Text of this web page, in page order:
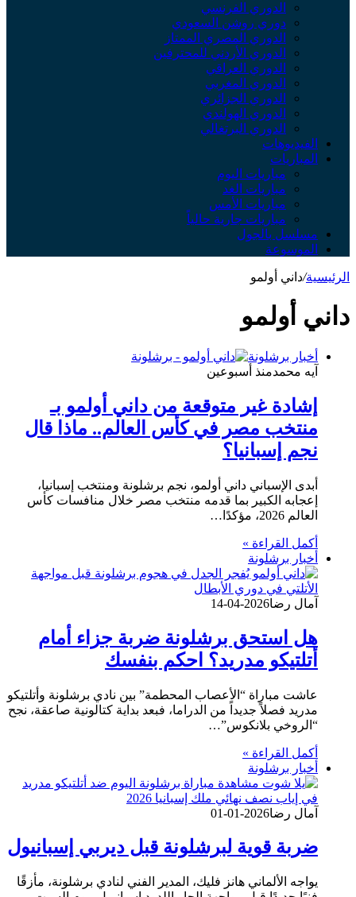
الدوري الفرنسي
دوري روشن السعودي
الدوري المصري الممتاز
الدوري الأردني للمحترفين
الدوري العراقي
الدوري المغربي
الدوري الجزائري
الدوري الهولندي
الدوري البرتغالي
الفيديوهات
المباريات
مباريات اليوم
مباريات الغد
مباريات الأمس
مباريات جارية حالياً
مسلسل بالجول
الموسوعة
الرئيسية/داني أولمو
داني أولمو
أخبار برشلونة
آيه محمدمنذ أسبوعين
إشادة غير متوقعة من داني أولمو بـ
منتخب مصر في كأس العالم.. ماذا قال
نجم إسبانيا؟
أبدى الإسباني داني أولمو، نجم برشلونة ومنتخب إسبانيا،
إعجابه الكبير بما قدمه منتخب مصر خلال منافسات كأس
العالم 2026، مؤكدًا…
أكمل القراءة »
أخبار برشلونة
آمال رضا2026-04-14
هل استحق برشلونة ضربة جزاء أمام
أتلتيكو مدريد؟ احكم بنفسك
عاشت مباراة “الأعصاب المحطمة” بين نادي برشلونة وأتلتيكو
مدريد فصلاً جديداً من الدراما، فبعد بداية كتالونية صاعقة، نجح
“الروخي بلانكوس”…
أكمل القراءة »
أخبار برشلونة
آمال رضا2026-01-01
ضربة قوية لبرشلونة قبل ديربي إسبانيول
يواجه الألماني هانز فليك، المدير الفني لنادي برشلونة، مأزقًا